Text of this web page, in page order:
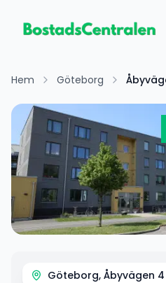
Hem Göteborg
Göteborg, Åbyvägen 4